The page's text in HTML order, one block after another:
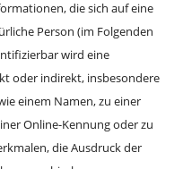
die sich auf eine
Person (im Folgenden
wird eine
oder indirekt, insbesondere
einem Namen, zu einer
Online-Kennung oder zu
die Ausdruck der